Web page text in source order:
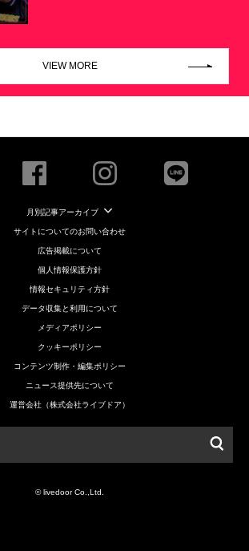
VIEW MORE
月別記事アーカイブ
サイトについてのお問い合わせ
広告掲載について
個人情報保護方針
情報セキュリティ方針
データ収集と利用について
メディアポリシー
クッキーポリシー
コンテンツ制作・編集ポリシー
ニュース提供先について
運営会社（株式会社ライブドア）
© livedoor Co.,Ltd.